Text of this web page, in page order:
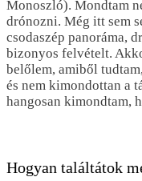
Monoszló). Mondtam
drónozni. Még itt sem
csodaszép panoráma,
bizonyos felvételt.
belőlem, amiből
és nem kimondottan a
hangosan kimondtam,
Hogyan találtátok